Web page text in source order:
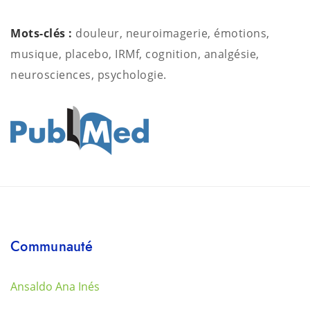
Mots-clés : douleur, neuroimagerie, émotions,
musique, placebo, IRMf, cognition, analgésie,
neurosciences, psychologie.
Communauté
Ansaldo Ana Inés